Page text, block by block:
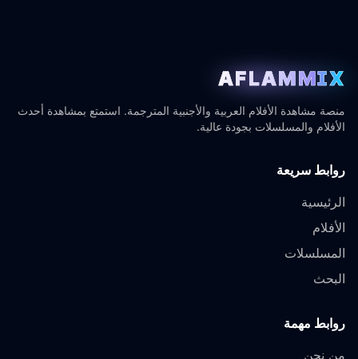
AFLAMMIX
منصة مشاهدة الأفلام العربية والأجنبية المترجمة. استمتع بمشاهدة أحدث
الأفلام والمسلسلات بجودة عالية.
روابط سريعة
الرئيسية
الأفلام
المسلسلات
البحث
روابط مهمة
من نحن